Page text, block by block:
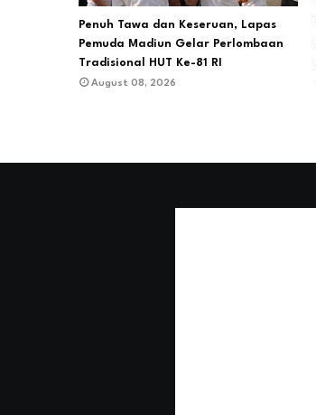
Penuh Tawa dan Keseruan, Lapas
Pemuda Madiun Gelar Perlombaan
Tradisional HUT Ke-81 RI
August 08, 2026